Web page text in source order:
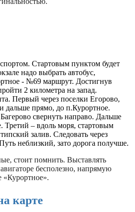
Стартовым пунктом будет
надо выбрать автобус,
- №69 маршрут. Достигнув
2 километра на запад.
Первый через поселки Егорово,
дальше прямо, до п.Курортное.
свернуть направо. Дальше
Третий – вдоль моря, стартовым
залив. Следовать через
неблизкий, зато дорога получше.
стоит помнить. Выставлять
бесполезно, напрямую
«Курортное».
карте